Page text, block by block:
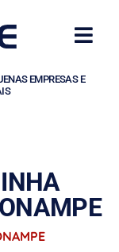
EMPRESAS E